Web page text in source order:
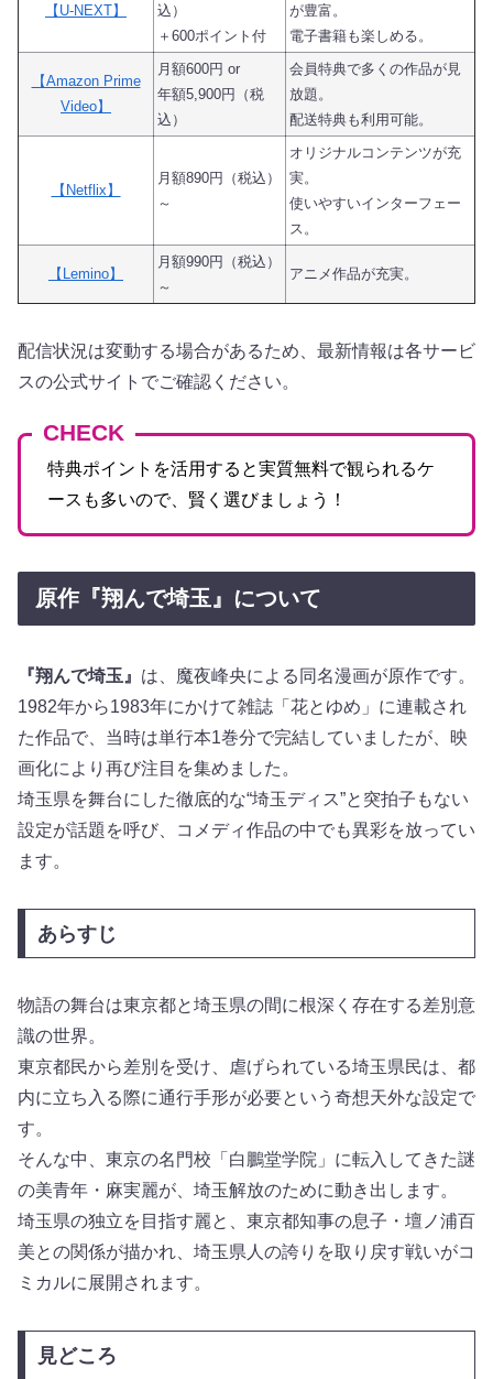
【U-NEXT】
込）
＋600ポイント付
が豊富。
電子書籍も楽しめる。
【Amazon Prime
Video】
月額600円 or
年額5,900円（税
込）
会員特典で多くの作品が見
放題。
配送特典も利用可能。
【Netflix】
月額890円（税込）
～
オリジナルコンテンツが充
実。
使いやすいインターフェー
ス。
【Lemino】
月額990円（税込）
～
アニメ作品が充実。
配信状況は変動する場合があるため、最新情報は各サービ
スの公式サイトでご確認ください。
CHECK
特典ポイントを活用すると実質無料で観られるケ
ースも多いので、賢く選びましょう！
原作『翔んで埼玉』について
『翔んで埼玉』 は、魔夜峰央による同名漫画が原作です。
1982年から1983年にかけて雑誌「花とゆめ」に連載され
た作品で、当時は単行本1巻分で完結していましたが、映
画化により再び注目を集めました。
埼玉県を舞台にした徹底的な“埼玉ディス”と突拍子もない
設定が話題を呼び、コメディ作品の中でも異彩を放ってい
ます。
あらすじ
物語の舞台は東京都と埼玉県の間に根深く存在する差別意
識の世界。
東京都民から差別を受け、虐げられている埼玉県民は、都
内に立ち入る際に通行手形が必要という奇想天外な設定で
す。
そんな中、東京の名門校「白鵬堂学院」に転入してきた謎
の美青年・麻実麗が、埼玉解放のために動き出します。
埼玉県の独立を目指す麗と、東京都知事の息子・壇ノ浦百
美との関係が描かれ、埼玉県人の誇りを取り戻す戦いがコ
ミカルに展開されます。
見どころ